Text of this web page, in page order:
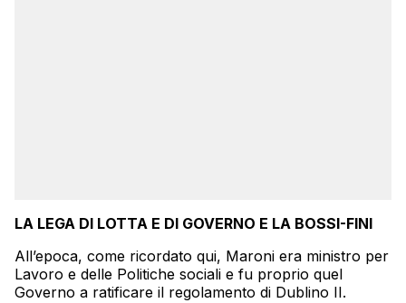
LA LEGA DI LOTTA E DI GOVERNO E LA BOSSI-FINI
All’epoca, come ricordato qui, Maroni era ministro per
Lavoro e delle Politiche sociali e fu proprio quel
Governo a ratificare il regolamento di Dublino II.